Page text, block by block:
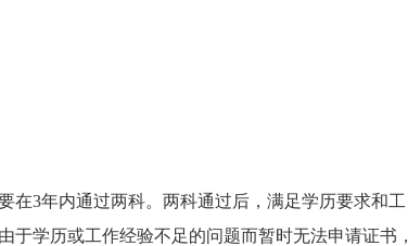
在3年内通过两科。两科通过后，满足学历要求和工
于学历或工作经验不足的问题而暂时无法申请证书，